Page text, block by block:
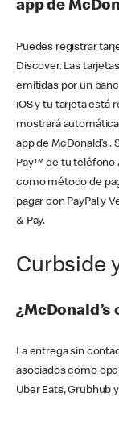
app de
Puedes registrar
Discover. Las
emitidas por un
iOS y tu tarjeta está
mostrará
app de McDonald’s
Pay™ de tu teléfono
como método de
pagar con PayPal y
& Pay.
Curbside
La entrega sin
asociados como
Uber Eats, Grubhub